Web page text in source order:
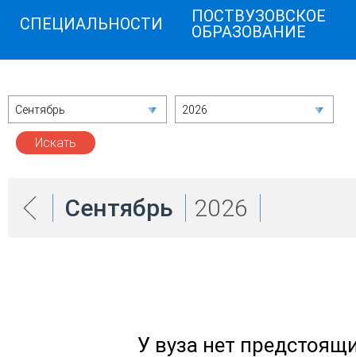
СПЕЦИАЛЬНОСТИ
ПОСТВУЗОВСКОЕ
ОБРАЗОВАНИЕ
Сентябрь 2026
Сентябрь 2026
У вуза нет